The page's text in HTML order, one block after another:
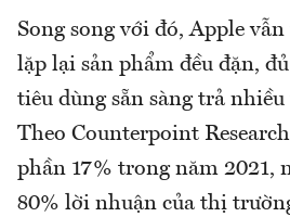
Song song với đó, Apple
lặp lại sản phẩm đều đặn,
tiêu dùng sẵn sàng trả
Theo Counterpoint
phần 17% trong năm 2021,
80% lời nhuận của thị